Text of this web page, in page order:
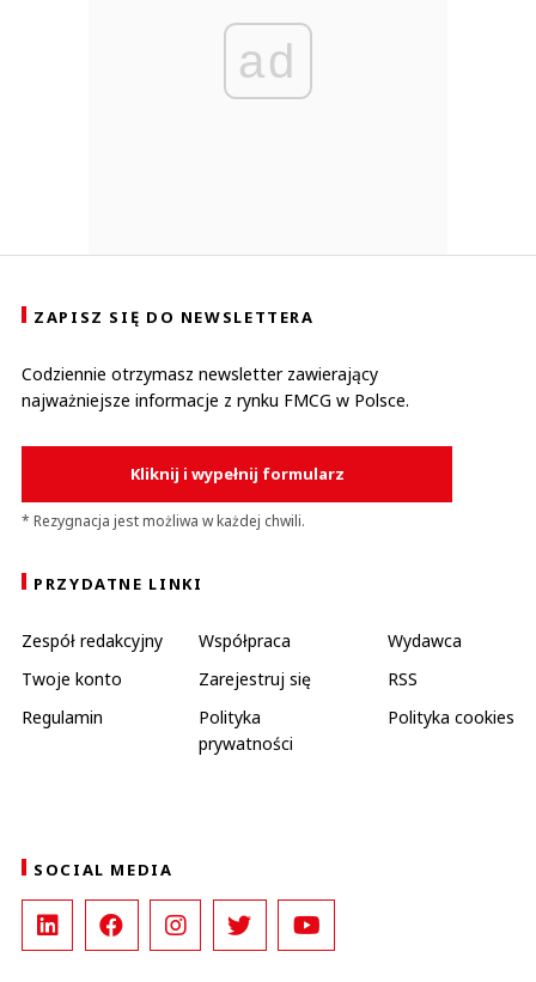
ad
ZAPISZ SIĘ DO NEWSLETTERA
Codziennie otrzymasz newsletter zawierający
najważniejsze informacje z rynku FMCG w Polsce.
Kliknij i wypełnij formularz
* Rezygnacja jest możliwa w każdej chwili.
PRZYDATNE LINKI
Zespół redakcyjny Współpraca
Wydawca
Twoje konto
Zarejestruj się
RSS
Regulamin
Polityka
prywatności
Polityka cookies
SOCIAL MEDIA